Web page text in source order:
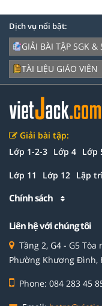
Dịch vụ nổi bật:
GIẢI BÀI TẬP SGK &
TÀI LIỆU GIÁO VIÊN
Giải bài tập:
Lớp 1-2-3 Lớp 4 Lớp
Lớp 11 Lớp 12 Lập
Chính sách
Liên hệ với chúng tôi
Tầng 2, G4 - G5
Phường Khương Đình,
Phone: 084 283 45